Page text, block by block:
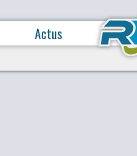
Actus